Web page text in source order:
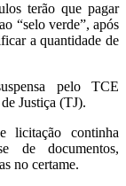
terão que pagar
“selo verde”, após
a quantidade de
pelo TCE
Justiça (TJ).
licitação continha
de documentos,
no certame.